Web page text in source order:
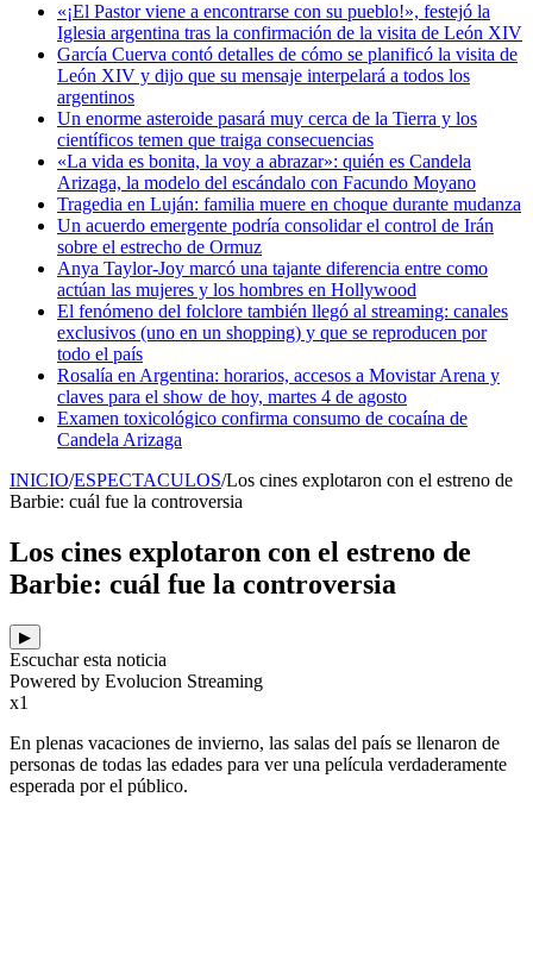
«¡El Pastor viene a encontrarse con su pueblo!», festejó la
Iglesia argentina tras la confirmación de la visita de León XIV
García Cuerva contó detalles de cómo se planificó la visita de
León XIV y dijo que su mensaje interpelará a todos los
argentinos
Un enorme asteroide pasará muy cerca de la Tierra y los
científicos temen que traiga consecuencias
«La vida es bonita, la voy a abrazar»: quién es Candela
Arizaga, la modelo del escándalo con Facundo Moyano
Tragedia en Luján: familia muere en choque durante mudanza
Un acuerdo emergente podría consolidar el control de Irán
sobre el estrecho de Ormuz
Anya Taylor-Joy marcó una tajante diferencia entre como
actúan las mujeres y los hombres en Hollywood
El fenómeno del folclore también llegó al streaming: canales
exclusivos (uno en un shopping) y que se reproducen por
todo el país
Rosalía en Argentina: horarios, accesos a Movistar Arena y
claves para el show de hoy, martes 4 de agosto
Examen toxicológico confirma consumo de cocaína de
Candela Arizaga
INICIO/ESPECTACULOS/Los cines explotaron con el estreno de
Barbie: cuál fue la controversia
Los cines explotaron con el estreno de
Barbie: cuál fue la controversia
▶
Escuchar esta noticia
Powered by Evolucion Streaming
x1
En plenas vacaciones de invierno, las salas del país se llenaron de
personas de todas las edades para ver una película verdaderamente
esperada por el público.